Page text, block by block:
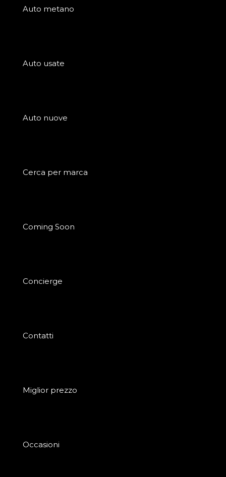
Auto metano
Auto usate
Auto nuove
Cerca per marca
Coming Soon
Concierge
Contatti
Miglior prezzo
Occasioni